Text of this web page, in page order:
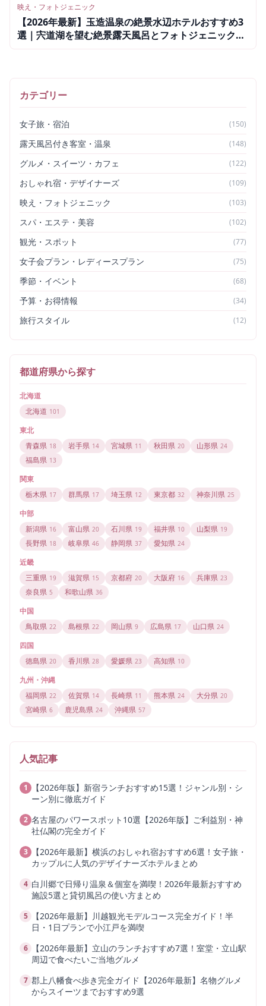
映え・フォトジェニック
【2026年最新】玉造温泉の絶景水辺ホテルおすすめ3
選｜宍道湖を望む絶景露天風呂とフォトジェニックな
宿
カテゴリー
女子旅・宿泊 (150)
露天風呂付き客室・温泉 (148)
グルメ・スイーツ・カフェ (122)
おしゃれ宿・デザイナーズ (109)
映え・フォトジェニック (103)
スパ・エステ・美容 (102)
観光・スポット (77)
女子会プラン・レディースプラン (75)
季節・イベント (68)
予算・お得情報 (34)
旅行スタイル (12)
都道府県から探す
北海道
北海道 101
東北
青森県 18 岩手県 14 宮城県 11 秋田県 20 山形県 24
福島県 13
関東
栃木県 17 群馬県 17 埼玉県 12 東京都 32 神奈川県 25
中部
新潟県 16 富山県 20 石川県 19 福井県 10 山梨県 19
長野県 18 岐阜県 46 静岡県 37 愛知県 24
近畿
三重県 19 滋賀県 15 京都府 20 大阪府 16 兵庫県 23
奈良県 5 和歌山県 36
中国
鳥取県 22 島根県 22 岡山県 9 広島県 17 山口県 24
四国
徳島県 20 香川県 28 愛媛県 23 高知県 10
九州・沖縄
福岡県 22 佐賀県 14 長崎県 11 熊本県 24 大分県 20
宮崎県 6 鹿児島県 24 沖縄県 57
人気記事
1
【2026年版】新宿ランチおすすめ15選！ジャンル別・シ
ーン別に徹底ガイド
2 名古屋のパワースポット10選【2026年版】ご利益別・神
社仏閣の完全ガイド
3
【2026年最新】横浜のおしゃれ宿おすすめ6選！女子旅・
カップルに人気のデザイナーズホテルまとめ
4 白川郷で日帰り温泉＆個室を満喫！2026年最新おすすめ
施設5選と貸切風呂の使い方まとめ
5
【2026年最新】川越観光モデルコース完全ガイド！半
日・1日プランで小江戸を満喫
6
【2026年最新】立山のランチおすすめ7選！室堂・立山駅
周辺で食べたいご当地グルメ
7 郡上八幡食べ歩き完全ガイド【2026年最新】名物グルメ
からスイーツまでおすすめ9選